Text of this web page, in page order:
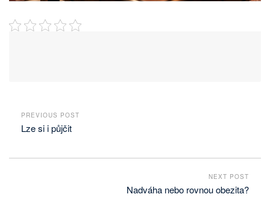
PREVIOUS POST
Lze si i půjčit
NEXT POST
Nadváha nebo rovnou obezita?